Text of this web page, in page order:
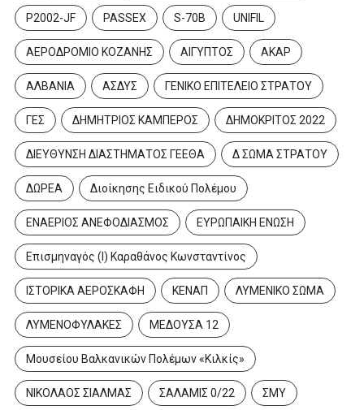
P2002-JF PASSEX S-70B UNIFIL
ΑΕΡΟΔΡΟΜΙΟ ΚΟΖΑΝΗΣ ΑΙΓΥΠΤΟΣ ΑΚΑΡ
ΑΛΒΑΝΙΑ ΑΣΔΥΣ ΓΕΝΙΚΟ ΕΠΙΤΕΛΕΙΟ ΣΤΡΑΤΟΥ
ΓΕΣ ΔΗΜΗΤΡΙΟΣ ΚΑΜΠΕΡΟΣ ΔΗΜΟΚΡΙΤΟΣ 2022
ΔΙΕΥΘΥΝΣΗ ΔΙΑΣΤΗΜΑΤΟΣ ΓΕΕΘΑ Δ ΣΩΜΑ ΣΤΡΑΤΟΥ
ΔΩΡΕΑ Διοίκησης Ειδικού Πολέμου
ΕΝΑΕΡΙΟΣ ΑΝΕΦΟΔΙΑΣΜΟΣ ΕΥΡΩΠΑΙΚΗ ΕΝΩΣΗ
Επισμηναγός (Ι) Καραθάνος Κωνσταντίνος
ΙΣΤΟΡΙΚΑ ΑΕΡΟΣΚΑΦΗ ΚΕΝΑΠ ΛΥΜΕΝΙΚΟ ΣΩΜΑ
ΛΥΜΕΝΟΦΥΛΑΚΕΣ ΜΕΔΟΥΣΑ 12
Μουσείου Βαλκανικών Πολέμων «Κιλκίς»
ΝΙΚΟΛΑΟΣ ΣΙΑΛΜΑΣ ΣΑΛΑΜΙΣ 0/22 ΣΜΥ